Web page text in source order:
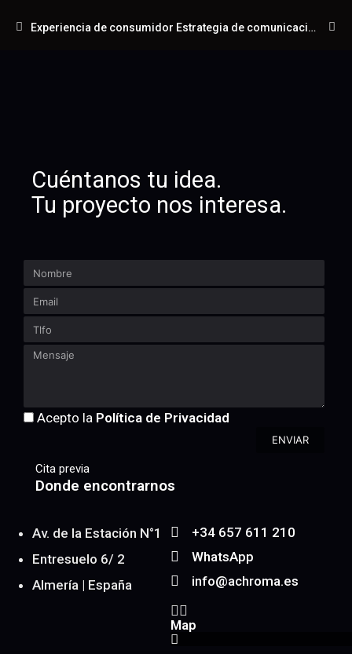
Experiencia de consumidor Estrategia de comunicación
Cuéntanos tu idea.
Tu proyecto nos interesa.
Acepto la Política de Privacidad
ENVIAR
Cita previa
Donde encontrarnos
Av. de la Estación N°1
Entresuelo 6/ 2
Almería | España
+34 657 611 210
WhatsApp
info@achroma.es
Map